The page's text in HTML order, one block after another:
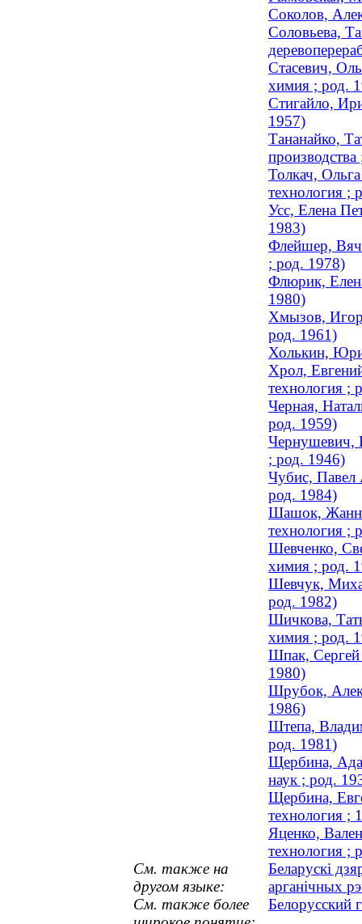
Соколов,
Соловьева,
Стасевич,
химия ; род.
Стигайло,
1957)
Тананайко,
Толкач,
технология ;
Усс, Елена
1983)
Флейшер,
; род. 1978)
Флюрик,
1980)
Хмызов,
род. 1961)
Холькин,
Хрол,
технология ;
Черная,
род. 1959)
Чернушевич,
; род. 1946)
Чубис, Павел
род. 1984)
Шашок, Жанна
технология ;
Шевченко,
химия ; род.
Шевчук,
род. 1982)
Шичкова,
химия ; род.
Шпак, Сергей
1980)
Шрубок,
1986)
Штепа,
род. 1981)
Щербина, Ада
наук ; род.
Щербина,
технология
Яценко,
технология ;
См. также на
другом языке:
Беларускі
арганічных
См. также более
Белорусский